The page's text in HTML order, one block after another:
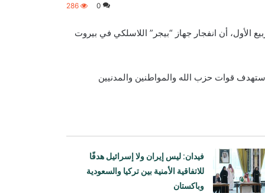
0
286
“مروان شربل”، وزير الداخلية اللبناني الأسبق، اليوم الثلاثاء 13 ربيع الأول، أن انفجار جهاز “بيجر” اللاسلكي في بيروت
قوات حزب الله والمواطنين والمدنيين
فيدان: ليس إيران ولا إسرائيل هدفًا
للاتفاقية الأمنية بين تركيا والسعودية
وباكستان